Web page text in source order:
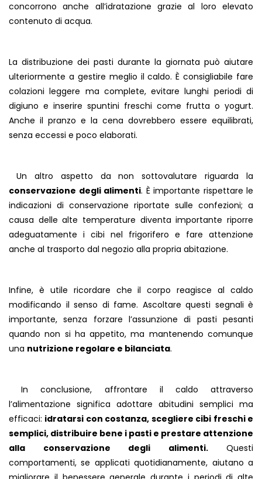
concorrono anche all’idratazione grazie al loro elevato
contenuto di acqua.
La distribuzione dei pasti durante la giornata può aiutare
ulteriormente a gestire meglio il caldo. È consigliabile fare
colazioni leggere ma complete, evitare lunghi periodi di
digiuno e inserire spuntini freschi come frutta o yogurt.
Anche il pranzo e la cena dovrebbero essere equilibrati,
senza eccessi e poco elaborati.
Un altro aspetto da non sottovalutare riguarda la
conservazione degli alimenti. È importante rispettare le
indicazioni di conservazione riportate sulle confezioni; a
causa delle alte temperature diventa importante riporre
adeguatamente i cibi nel frigorifero e fare attenzione
anche al trasporto dal negozio alla propria abitazione.
Infine, è utile ricordare che il corpo reagisce al caldo
modificando il senso di fame. Ascoltare questi segnali è
importante, senza forzare l’assunzione di pasti pesanti
quando non si ha appetito, ma mantenendo comunque
una nutrizione regolare e bilanciata.
In conclusione, affrontare il caldo attraverso
l’alimentazione significa adottare abitudini semplici ma
efficaci: idratarsi con costanza, scegliere cibi freschi e
semplici, distribuire bene i pasti e prestare attenzione
alla conservazione degli alimenti.Questi
comportamenti, se applicati quotidianamente, aiutano a